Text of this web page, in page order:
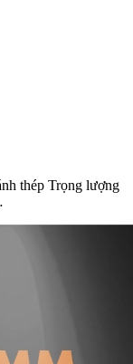
thép Trọng lượng